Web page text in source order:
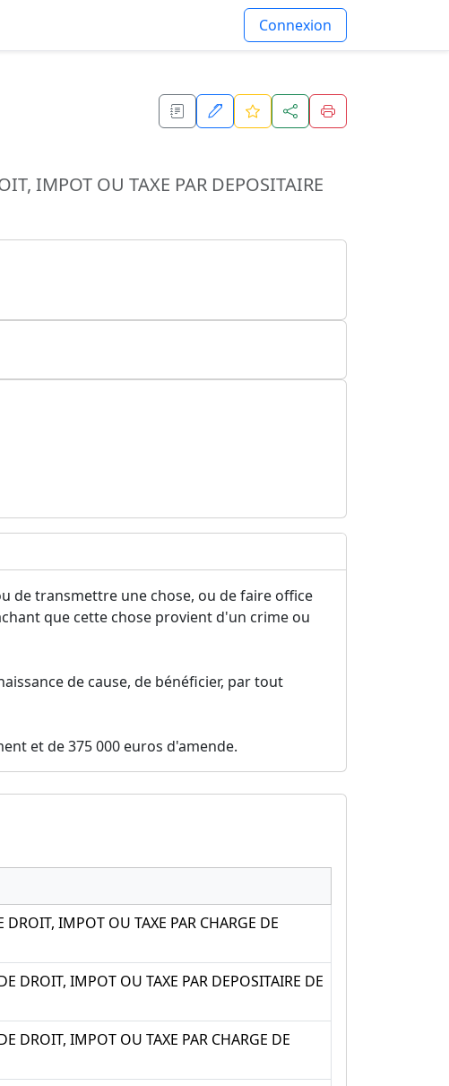
Connexion
IMPOT OU TAXE PAR DEPOSITAIRE
de transmettre une chose, ou de faire office
que cette chose provient d'un crime ou
de cause, de bénéficier, par tout
et de 375 000 euros d'amende.
IMPOT OU TAXE PAR CHARGE DE
DROIT, IMPOT OU TAXE PAR DEPOSITAIRE DE
DROIT, IMPOT OU TAXE PAR CHARGE DE